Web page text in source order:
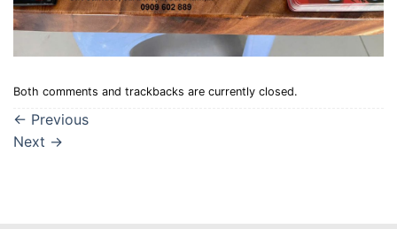
Both comments and trackbacks are currently closed.
← Previous
Next →